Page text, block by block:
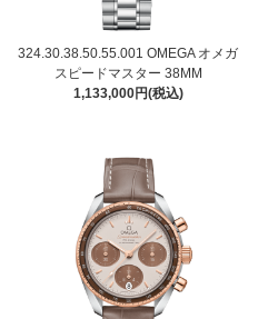
324.30.38.50.55.001 OMEGA オメガ
スピードマスター 38MM
1,133,000円(税込)